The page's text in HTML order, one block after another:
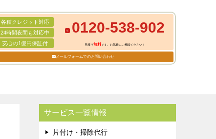
各種クレジット対応
24時間夜間も対応中
安心の1億円保証付
0120-538-902
見積り無料です。お気軽にご相談ください！
メールフォームでのお問い合わせ
サービス一覧情報
片付け・掃除代行